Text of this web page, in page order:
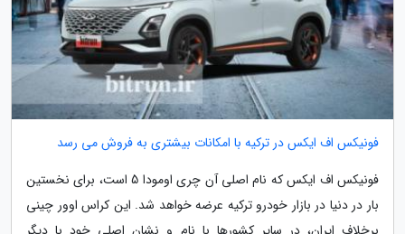
فونیکس اف ایکس در ترکیه با امکانات بیشتری به فروش می رسد
فونیکس اف ایکس که نام اصلی آن چری اومودا 5 است، برای نخستین
بار در دنیا در بازار خودرو ترکیه عرضه خواهد شد. این کراس اوور چینی
برخلاف ایران، در سایر کشورها با نام و نشان اصلی خود با دیگر